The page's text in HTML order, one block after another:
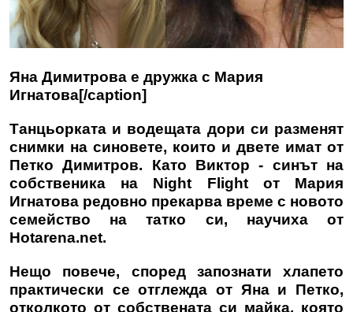
Яна Димитрова е дружка с Мария
Игнатова[/caption]
Танцьорката и водещата дори си разменят
снимки на синовете, които и двете имат от
Петко Димитров. Като Виктор - синът на
собственика на Night Flight от Мария
Игнатова редовно прекарва време с новото
семейство на татко си, научиха от
Hotarena.net.
Нещо повече, според запознати хлапето
практически се отглежда от Яна и Петко,
отколкото от собствената си майка, която